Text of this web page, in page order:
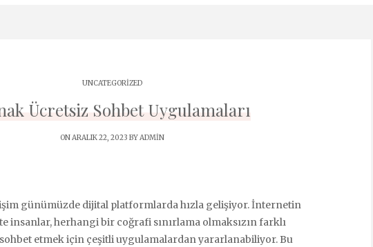
UNCATEGORIZED
Ücretsiz Sohbet Uygulamaları
ON ARALIK 22, 2023 BYADMIN
günümüzde dijital platformlarda hızla gelişiyor. İnternetin
insanlar, herhangi bir coğrafi sınırlama olmaksızın farklı
etmek için çeşitli uygulamalardan yararlanabiliyor. Bu